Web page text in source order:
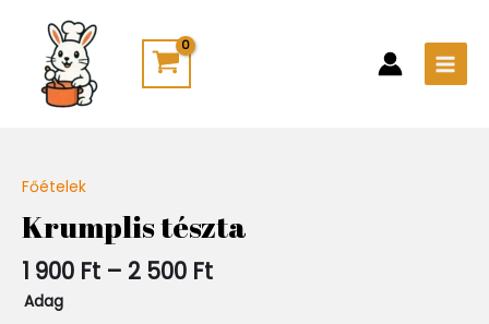
content
Főételek
Krumplis tészta
1 900 Ft – 2 500 Ft
1
900 Ft
-
2
Adag